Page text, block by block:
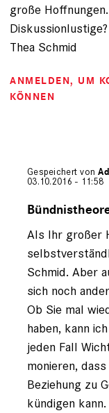
große
Diskussionlustige?
Thea Schmid
ANMELDEN, UM
KÖNNEN
Gespeichert von
03.10.2016 - 11:58
auf
Thea
Schmid
registriert)
Als Ihr großer
Schmid. Aber
sich noch
Ob Sie mal
haben, kann
jeden Fall
monieren,
Beziehung zu
kündigen